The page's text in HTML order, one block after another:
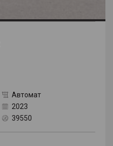
Автомат
2023
39550